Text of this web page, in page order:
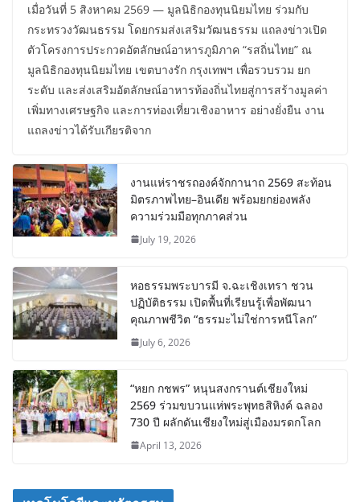
เมื่อวันที่ 5 สิงหาคม 2569 — มูลนิธิกองทุนนิยมไทย ร่วมกับ
กระทรวงวัฒนธรรม โดยกรมส่งเสริมวัฒนธรรม แถลงข่าวเปิด
ตัวโครงการประกวดอัตลักษณ์อาหารภูมิภาค “รสถิ่นไทย” ณ
มูลนิธิกองทุนนิยมไทย เขตบางรัก กรุงเทพฯ เพื่อรวบรวม ยก
ระดับ และส่งเสริมอัตลักษณ์อาหารท้องถิ่นไทยสู่การสร้างมูลค่า
เพิ่มทางเศรษฐกิจ และการท่องเที่ยวเชิงอาหาร อย่างยั่งยืน งาน
แถลงข่าวได้รับเกียรติจาก
งานแห่ราชรถองค์จักกานาถ 2569 สะท้อน
มิตรภาพไทย–อินเดีย พร้อมยกย่องพลัง
ความร่วมมือทุกภาคส่วน
July 19, 2026
หอธรรมพระบารมี จ.ฉะเชิงเทรา ชวน
ปฏิบัติธรรม เปิดพื้นที่เรียนรู้เพื่อพัฒนา
คุณภาพชีวิต “ธรรมะไม่ใช่การหนีโลก”
July 6, 2026
“หยก กชพร” หนุนสงกรานต์เชียงใหม่
2569 ร่วมขบวนแห่พระพุทธสิหิงค์ ฉลอง
730 ปี ผลักดันเชียงใหม่สู่เมืองมรดกโลก
April 13, 2026